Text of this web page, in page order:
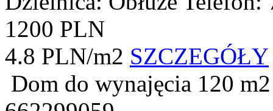
1200 PLN
4.8 PLN/m2 SZCZEGÓŁY
Dom do wynajęcia 120 m2